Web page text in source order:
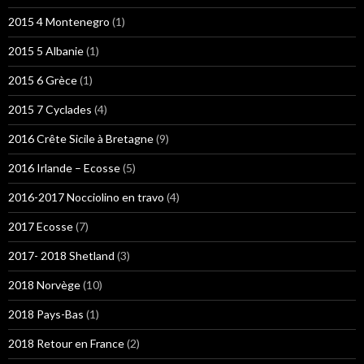
2015 4 Montenegro (1)
2015 5 Albanie(1)
2015 6 Grèce(1)
2015 7 Cyclades (4)
2016 Crête Sicile à Bretagne(9)
2016 Irlande – Ecosse(5)
2016-2017 Nocciolino en travo (4)
2017 Ecosse(7)
2017- 2018 Shetland (3)
2018 Norvège(10)
2018 Pays-Bas (1)
2018 Retour en France(2)